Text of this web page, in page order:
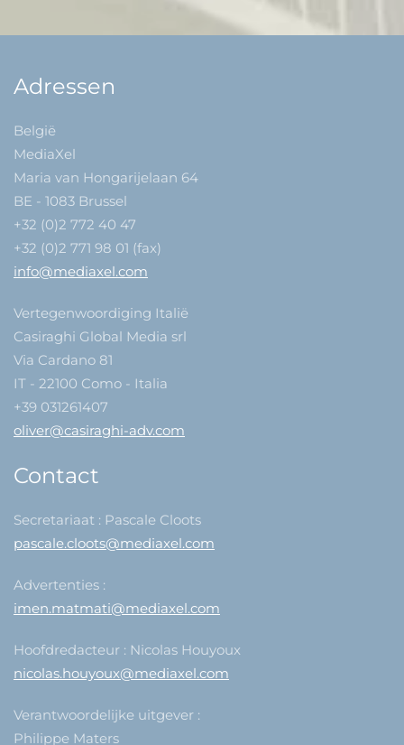
Adressen
België
MediaXel
Maria van Hongarijelaan 64
BE - 1083 Brussel
+32 (0)2 772 40 47
+32 (0)2 771 98 01 (fax)
info@mediaxel.com
Vertegenwoordiging Italië
Casiraghi Global Media srl
Via Cardano 81
IT - 22100 Como - Italia
+39 031261407
oliver@casiraghi-adv.com
Contact
Secretariaat : Pascale Cloots
pascale.cloots@mediaxel.com
Advertenties :
imen.matmati@mediaxel.com
Hoofdredacteur : Nicolas Houyoux
nicolas.houyoux@mediaxel.com
Verantwoordelijke uitgever :
Philippe Maters